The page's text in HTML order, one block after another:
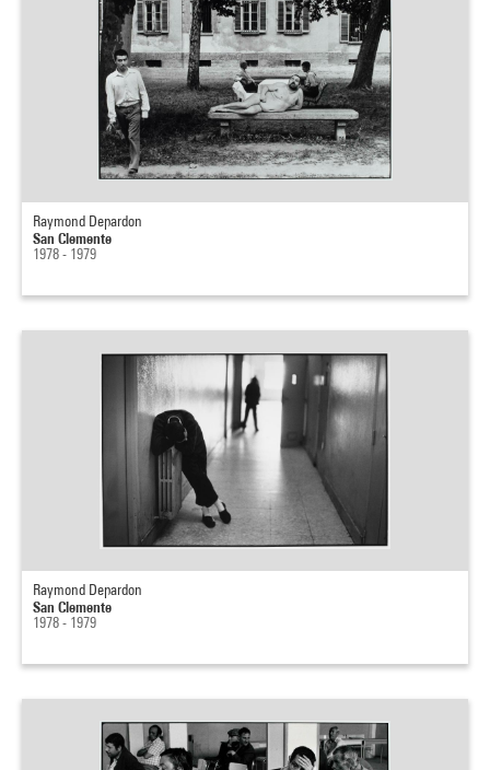
Raymond Depardon
San Clemente
1978 - 1979
Raymond Depardon
San Clemente
1978 - 1979